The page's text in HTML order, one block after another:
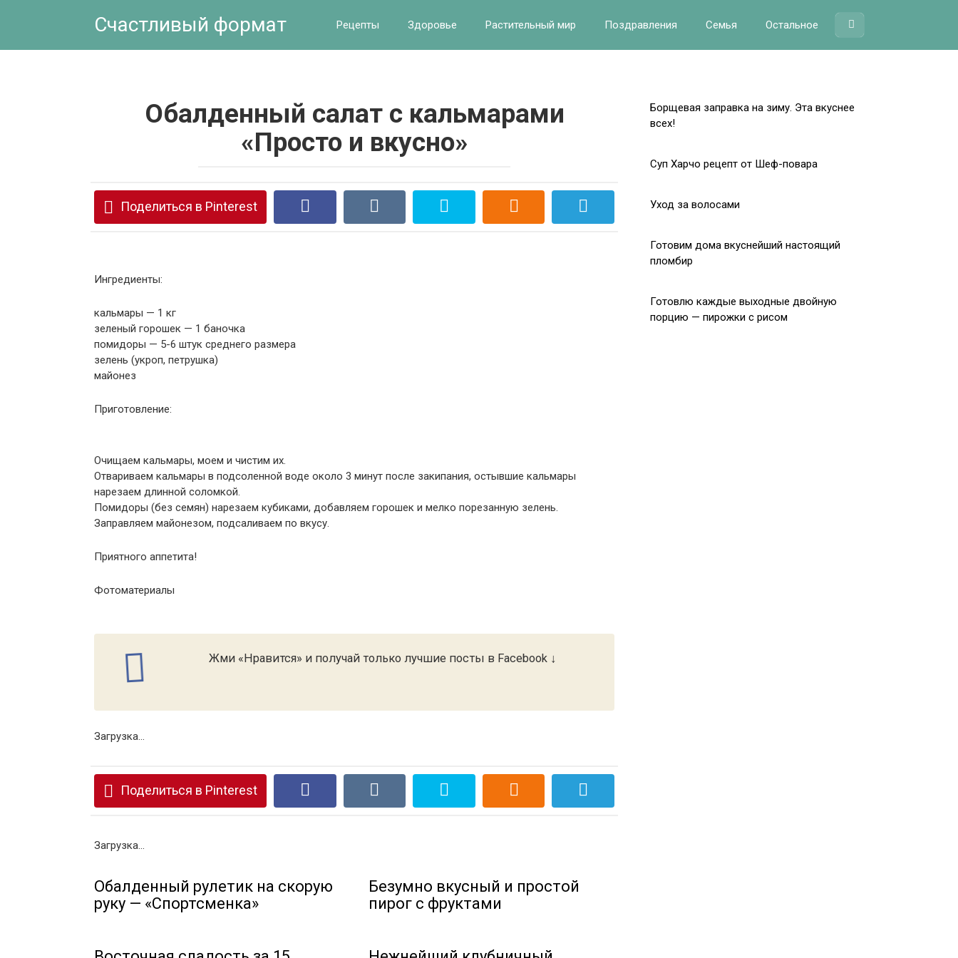
Счастливый формат Рецепты Здоровье Растительный мир Поздравления Семья Остальное
Обалденный салат с кальмарами
«Просто и вкусно»
Поделиться в Pinterest
Ингредиенты:
кальмары — 1 кг
зеленый горошек — 1 баночка
помидоры — 5-6 штук среднего размера
зелень (укроп, петрушка)
майонез
Приготовление:
Очищаем кальмары, моем и чистим их.
Отвариваем кальмары в подсоленной воде около 3 минут после закипания, остывшие кальмары
нарезаем длинной соломкой.
Помидоры (без семян) нарезаем кубиками, добавляем горошек и мелко порезанную зелень.
Заправляем майонезом, подсаливаем по вкусу.
Приятного аппетита!
Фотоматериалы
Жми «Нравится» и получай только лучшие посты в Facebook ↓
Загрузка...
Поделиться в Pinterest
Загрузка...
Обалденный рулетик на скорую
руку — «Спортсменка»
Безумно вкусный и простой
пирог с фруктами
Борщевая заправка на зиму. Эта вкуснее
всех!
Суп Харчо рецепт от Шеф-повара
Уход за волосами
Готовим дома вкуснейший настоящий
пломбир
Готовлю каждые выходные двойную
порцию — пирожки с рисом